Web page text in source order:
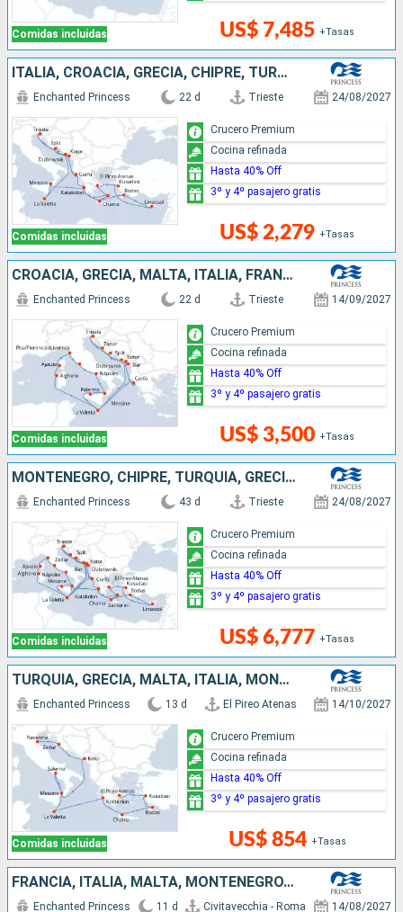
Comidas incluidas US$ 7,485 +Tasas
ITALIA, CROACIA, GRECIA, CHIPRE, TURQUÍA, MALTA, MONTENEGRO
Comidas incluidas
Enchanted Princess 22 d Trieste 24/08/2027
US$ 2,279 +Tasas
Crucero Premium
Cocina refinada
Hasta 40% Off
3º y 4º pasajero gratis
CROACIA, GRECIA, MALTA, ITALIA, FRANCIA, MONTENEGRO
Comidas incluidas
Enchanted Princess 22 d Trieste 14/09/2027
US$ 3,500 +Tasas
Crucero Premium
Cocina refinada
Hasta 40% Off
3º y 4º pasajero gratis
MONTENEGRO, CHIPRE, TURQUÍA, GRECIA, CROACIA, ITALIA, FRANCIA, MALTA
Comidas incluidas
Enchanted Princess 43 d Trieste 24/08/2027
US$ 6,777 +Tasas
Crucero Premium
Cocina refinada
Hasta 40% Off
3º y 4º pasajero gratis
TURQUÍA, GRECIA, MALTA, ITALIA, MONTENEGRO, CROACIA
Comidas incluidas
Enchanted Princess 13 d El Pireo Atenas 14/10/2027
US$ 854 +Tasas
Crucero Premium
Cocina refinada
Hasta 40% Off
3º y 4º pasajero gratis
FRANCIA, ITALIA, MALTA, MONTENEGRO, CROACIA
Enchanted Princess 11 d Civitavecchia - Roma 14/08/2027